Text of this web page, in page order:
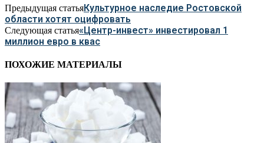
Предыдущая статьяКультурное наследие Ростовской
области хотят оцифровать
Следующая статья«Центр-инвест» инвестировал 1
миллион евро в квас
ПОХОЖИЕ МАТЕРИАЛЫ